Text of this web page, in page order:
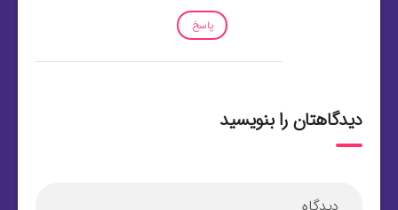
پاسخ
دیدگاهتان را بنویسید